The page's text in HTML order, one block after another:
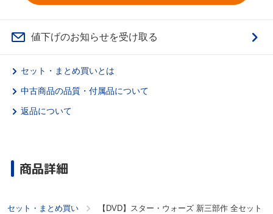
値下げのお知らせを受け取る
セット・まとめ買いとは
中古商品の品質・付属品について
返品について
商品詳細
セット・まとめ買い 【DVD】スター・ウォーズ 新三部作 全セット